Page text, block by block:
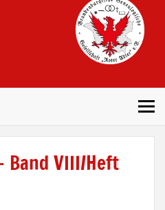
Band VIII/Heft